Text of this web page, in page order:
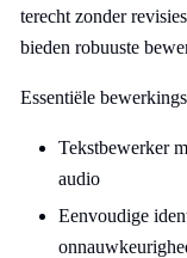
terecht zonder
bieden robuuste
Essentiële
Tekstbewerker
audio
Eenvoudige